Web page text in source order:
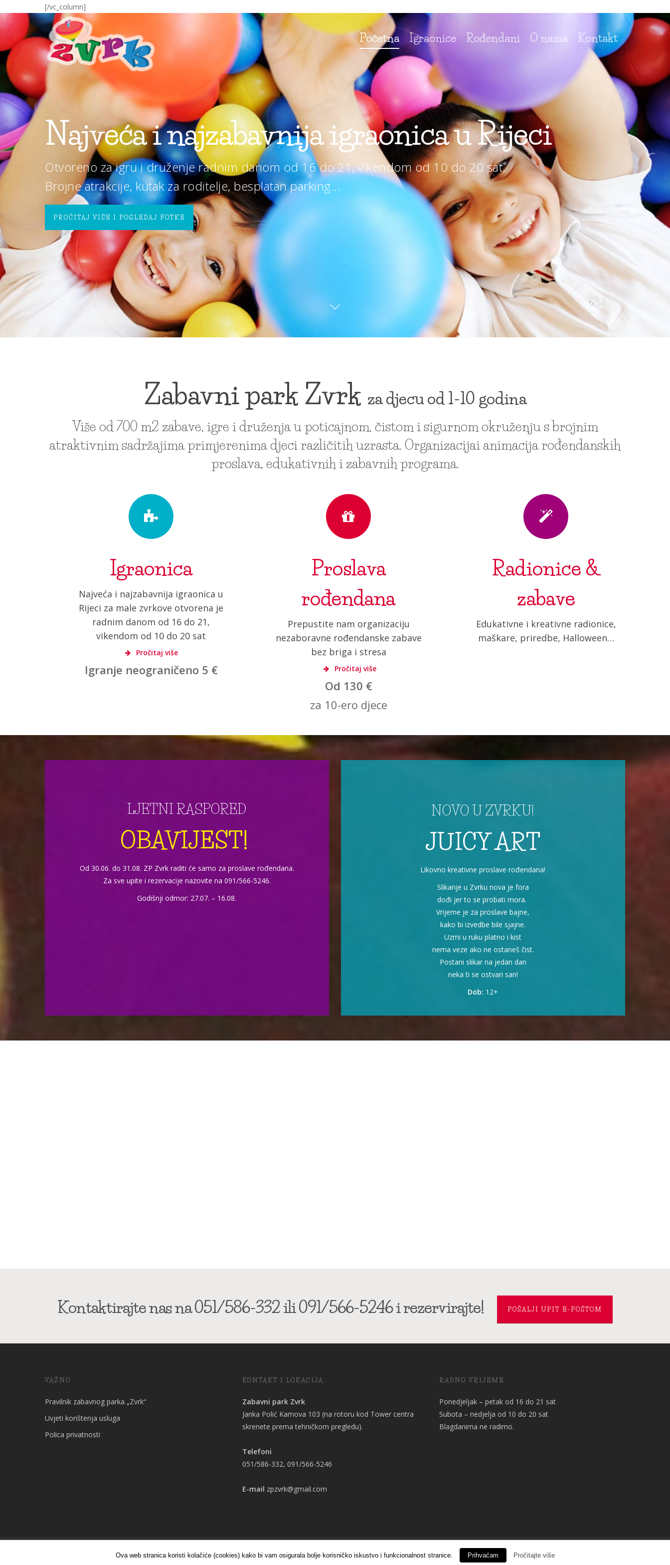
Početna Igraonice Rođendani O nama Kontakt
[/vc_column]
Najveća i najzabavnija igraonica u Rijeci
Otvoreno za igru i druženje radnim danom od 16 do 21, vikendom od 10 do 20 sat.
Brojne atrakcije, kutak za roditelje, besplatan parking...
PROČITAJ VIŠE I POGLEDAJ FOTKE
Zabavni park Zvrk za djecu od 1-10 godina
Više od 700 m2 zabave, igre i druženja u poticajnom, čistom i sigurnom okruženju s brojnim
atraktivnim sadržajima primjerenima djeci različitih uzrasta. Organizacijai animacija rođendanskih
proslava, edukativnih i zabavnih programa.
Igraonica
Najveća i najzabavnija igraonica u
Rijeci za male zvrkove otvorena je
radnim danom od 16 do 21,
vikendom od 10 do 20 sat
Pročitaj više
Igranje neograničeno 5 €
Proslava
rođendana
Prepustite nam organizaciju
nezaboravne rođendanske zabave
bez briga i stresa
Pročitaj više
Od 130 €
za 10-ero djece
Radionice &
zabave
Edukativne i kreativne radionice,
maškare, priredbe, Halloween…
LJETNI RASPORED
OBAVIJEST!
Od 30.06. do 31.08. ZP Zvrk raditi će samo za proslave rođendana.
Za sve upite i rezervacije nazovite na 091/566-5246.
Godišnji odmor: 27.07. – 16.08.
NOVO U ZVRKU!
JUICY ART
Likovno kreativne proslave rođendana!
Slikanje u Zvrku nova je fora
dođi jer to se probati mora.
Vrijeme je za proslave bajne,
kako bi izvedbe bile sjajne.
Uzmi u ruku platno i kist
nema veze ako ne ostaneš čist.
Postani slikar na jedan dan
neka ti se ostvari san!
Dob: 12+
Kontaktirajte nas na 051/586-332 ili 091/566-5246 i rezervirajte! POŠALJI UPIT E-POŠTOM
VAŽNO
Pravilnik zabavnog parka „Zvrk“
Uvjeti korištenja usluga
Polica privatnosti
KONTAKT I LOKACIJA
Zabavni park Zvrk
Janka Polić Kamova 103 (na rotoru kod Tower centra
skrenete prema tehničkom pregledu).
Telefoni
051/586-332, 091/566-5246
E-mail zpzvrk@gmail.com
RADNO VRIJEME
Ponedjeljak – petak od 16 do 21 sat
Subota – nedjelja od 10 do 20 sat
Blagdanima ne radimo.
© 2026 Zabavni park Zvrk - Rijeka. Sva prava pridržana |web izrada
Ova web stranica koristi kolačiće (cookies) kako bi vam osigurala bolje korisničko iskustvo i funkcionalnost stranice. Prihvaćam Pročitajte više